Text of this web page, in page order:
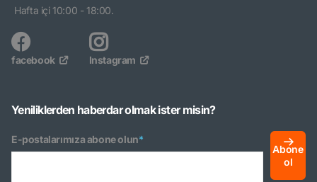
Hafta içi 10:00 - 18:00.
facebook Instagram
Yeniliklerden haberdar olmak ister misin?
E-postalarımıza abone olun*
Abone
ol